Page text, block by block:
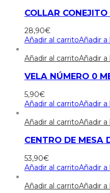
COLLAR CONEJITO
28,90€
Añadir al carritoAñadir a
Añadir al carritoAñadir a
VELA NÚMERO 0
5,90€
Añadir al carritoAñadir a
Añadir al carritoAñadir a
CENTRO DE MESA
53,90€
Añadir al carritoAñadir a
Añadir al carritoAñadir a